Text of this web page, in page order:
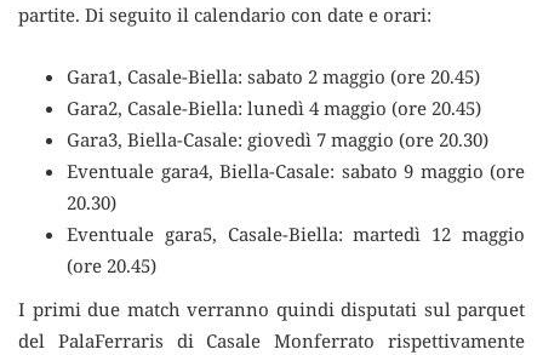
partite. Di seguito il calendario con date e orari:
Gara1, Casale-Biella: sabato 2 maggio (ore 20.45)
Gara2, Casale-Biella: lunedì 4 maggio (ore 20.45)
Gara3, Biella-Casale: giovedì 7 maggio (ore 20.30)
Eventuale gara4, Biella-Casale: sabato 9 maggio (ore
20.30)
Eventuale gara5, Casale-Biella: martedì 12 maggio
(ore 20.45)
I primi due match verranno quindi disputati sul parquet
del PalaFerraris di Casale Monferrato rispettivamente